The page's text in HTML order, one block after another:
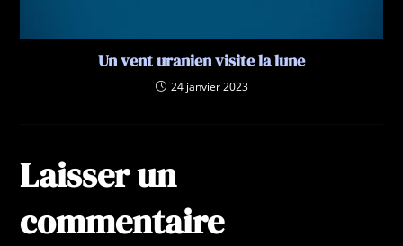
Un vent uranien visite la lune
24 janvier 2023
Laisser un
commentaire